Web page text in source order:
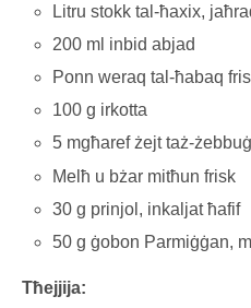
Litru stokk tal-ħaxix,
200 ml inbid abjad
Ponn weraq tal-ħabaq
100 g irkotta
5 mgħaref żejt taż-
Melħ u bżar mitħun frisk
30 g prinjol, inkaljat ħafif
50 g ġobon Parmiġġan,
Tħejjija: